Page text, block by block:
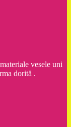
vesele uni
dorită .